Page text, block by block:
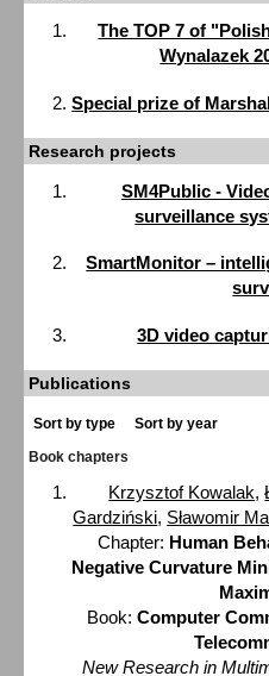
The TOP 7 of
Wynalazek
Special prize of
Research projects
SM4Public -
surveillance
SmartMonitor –
3D video
Publications
Sort by type
Sort by year
Book chapters
Krzysztof Kowalak,
Gardziński, Sławomir
Chapter: Human
Negative Curvature
Book:Computer
New Research in